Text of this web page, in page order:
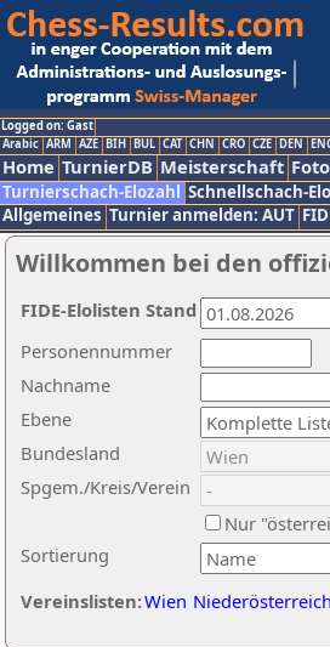
Logged on: Gast
Arabic ARM AZE BIH BUL CAT CHN CRO CZE DEN
Home TurnierDB Meisterschaft
Turnierschach-Elozahl Schnellschach-
Allgemeines Turnier anmelden: AUT
Willkommen bei den
Nachname
Ebene
Sortierung
Personennummer
Bundesland
Spgem./Kreis/Verein
Nur
Vereinslisten:Wien Niederösterreich
FIDE-Elolisten Stand